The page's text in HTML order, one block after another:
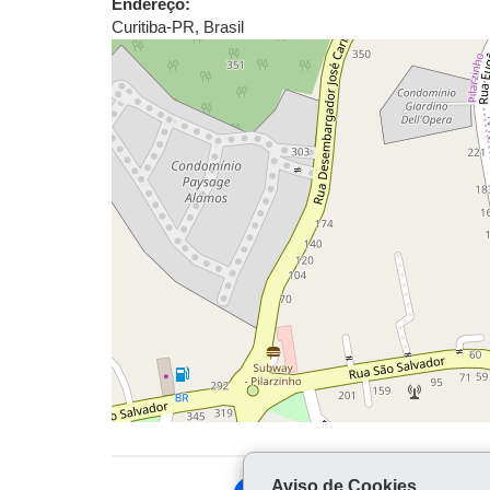
Endereço:
Curitiba-PR, Brasil
Aviso de Cookies